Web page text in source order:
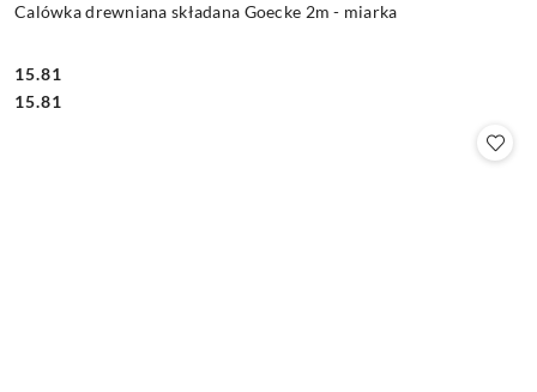
Calówka drewniana składana Goecke 2m - miarka
Cena:
15.81
Cena:
15.81